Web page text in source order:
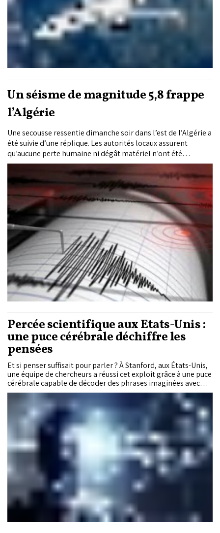
Un séisme de magnitude 5,8 frappe
l’Algérie
Une secousse ressentie dimanche soir dans l’est de l’Algérie a
été suivie d’une réplique. Les autorités locaux assurent
qu’aucune perte humaine ni dégât matériel n’ont été
enregistrés.
Percée scientifique aux États-Unis :
une puce cérébrale déchiffre les
pensées
Et si penser suffisait pour parler ? À Stanford, aux États-Unis,
une équipe de chercheurs a réussi cet exploit grâce à une puce
cérébrale capable de décoder des phrases imaginées avec
une précision de 74 %. Une avancée qui pourrait redonner une
voix aux patients réduits au silence, mais pose aussi des
questions éthiques.